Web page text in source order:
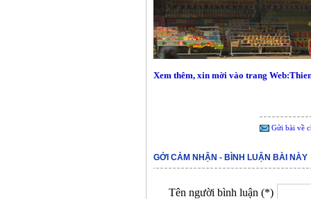
Xem thêm, xin mời vào trang
Gửi bài về
GỞI CẢM NHẬN - BÌNH LUẬN BÀI NÀY
Tên người bình luận (*)